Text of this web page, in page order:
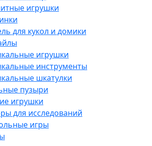
игрушки
для кукол и домики
игрушки
инструменты
шкатулки
пузыри
игрушки
для исследований
игры